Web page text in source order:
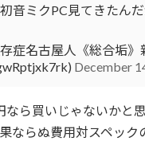
音ミクPC見てきたん
症名古屋人《総合垢
December
なら買いじゃないかと
ならぬ費用対スペック